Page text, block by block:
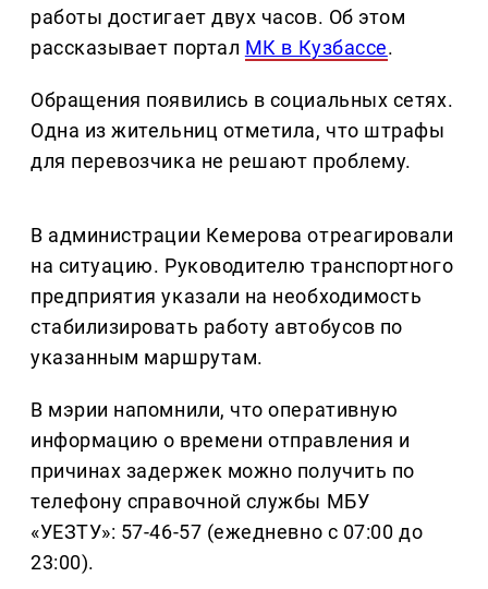
работы достигает двух часов. Об этом
рассказывает портал МК в Кузбассе.
Обращения появились в социальных сетях.
Одна из жительниц отметила, что штрафы
для перевозчика не решают проблему.
В администрации Кемерова отреагировали
на ситуацию. Руководителю транспортного
предприятия указали на необходимость
стабилизировать работу автобусов по
указанным маршрутам.
В мэрии напомнили, что оперативную
информацию о времени отправления и
причинах задержек можно получить по
телефону справочной службы МБУ
«УЕЗТУ»: 57-46-57 (ежедневно с 07:00 до
23:00).